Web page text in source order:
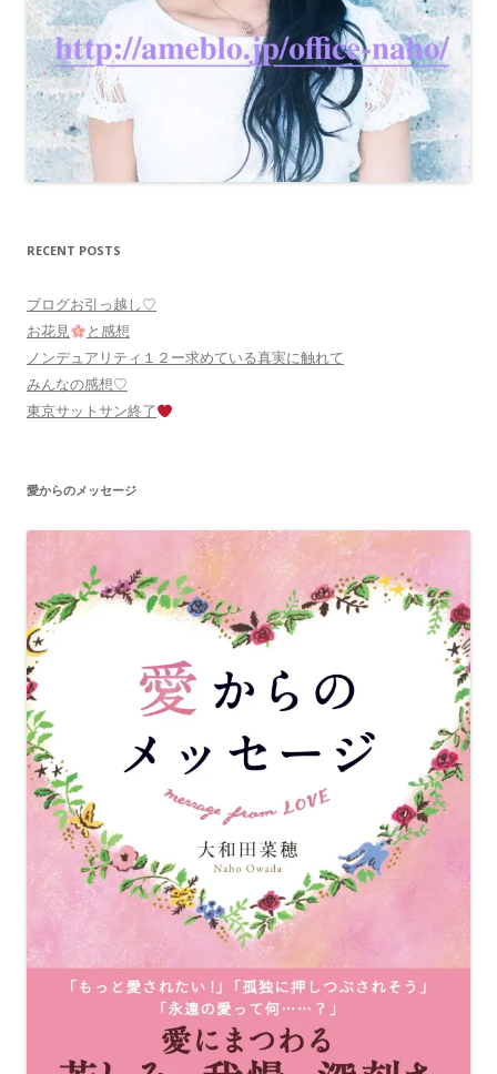
RECENT POSTS
ブログお引っ越し♡
お花見
と感想
ノンデュアリティ１２ー求めている真実に触れて
みんなの感想♡
東京サットサン終了
愛からのメッセージ